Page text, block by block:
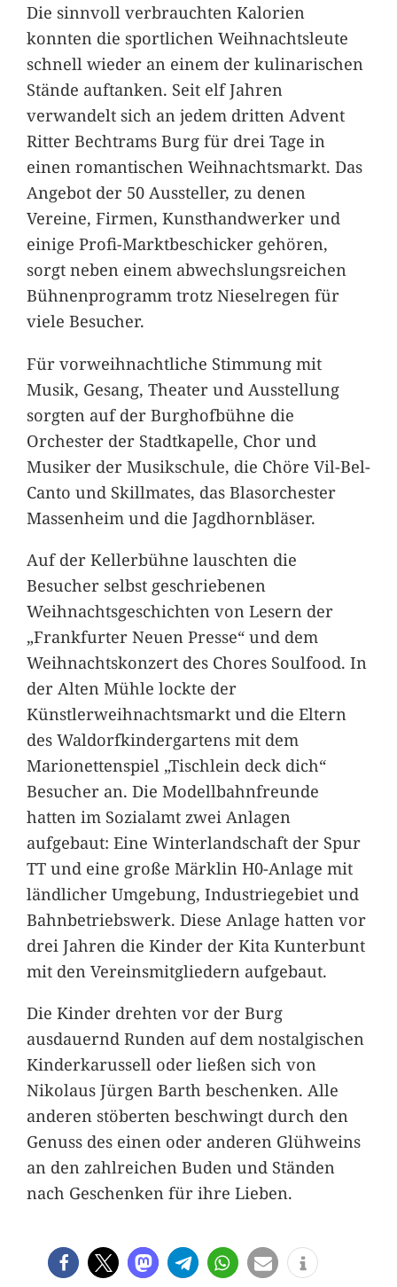
Die sinnvoll verbrauchten Kalorien
konnten die sportlichen Weihnachtsleute
schnell wieder an einem der kulinarischen
Stände auftanken. Seit elf Jahren
verwandelt sich an jedem dritten Advent
Ritter Bechtrams Burg für drei Tage in
einen romantischen Weihnachtsmarkt. Das
Angebot der 50 Aussteller, zu denen
Vereine, Firmen, Kunsthandwerker und
einige Profi-Marktbeschicker gehören,
sorgt neben einem abwechslungsreichen
Bühnenprogramm trotz Nieselregen für
viele Besucher.
Für vorweihnachtliche Stimmung mit
Musik, Gesang, Theater und Ausstellung
sorgten auf der Burghofbühne die
Orchester der Stadtkapelle, Chor und
Musiker der Musikschule, die Chöre Vil-Bel-
Canto und Skillmates, das Blasorchester
Massenheim und die Jagdhornbläser.
Auf der Kellerbühne lauschten die
Besucher selbst geschriebenen
Weihnachtsgeschichten von Lesern der
„Frankfurter Neuen Presse“ und dem
Weihnachtskonzert des Chores Soulfood. In
der Alten Mühle lockte der
Künstlerweihnachtsmarkt und die Eltern
des Waldorfkindergartens mit dem
Marionettenspiel „Tischlein deck dich“
Besucher an. Die Modellbahnfreunde
hatten im Sozialamt zwei Anlagen
aufgebaut: Eine Winterlandschaft der Spur
TT und eine große Märklin H0-Anlage mit
ländlicher Umgebung, Industriegebiet und
Bahnbetriebswerk. Diese Anlage hatten vor
drei Jahren die Kinder der Kita Kunterbunt
mit den Vereinsmitgliedern aufgebaut.
Die Kinder drehten vor der Burg
ausdauernd Runden auf dem nostalgischen
Kinderkarussell oder ließen sich von
Nikolaus Jürgen Barth beschenken. Alle
anderen stöberten beschwingt durch den
Genuss des einen oder anderen Glühweins
an den zahlreichen Buden und Ständen
nach Geschenken für ihre Lieben.